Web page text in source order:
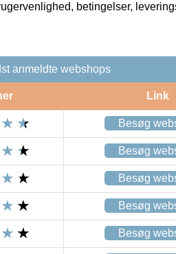
betingelser,
anmeldte webshops
Link
Besøg
Besøg
Besøg
Besøg
Besøg